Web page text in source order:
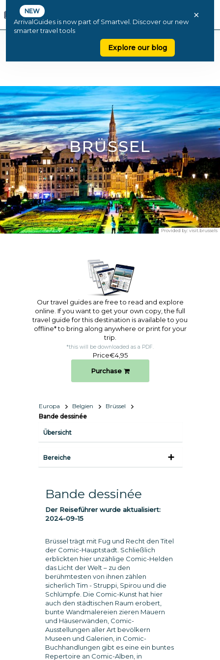
NEW
ArrivalGuides is now part of Smartvel. Discover our new
smarter travel tools
Explore our blog
×
BRÜSSEL
Provided by:visit.brussels
Our travel guides are free to read and explore
online. If you want to get your own copy, the full
travel guide for this destination is available to you
offline* to bring along anywhere or print for your
trip.​
*this will be downloaded as a PDF.
Price€4,95
Purchase
Europa Belgien
Brüssel
Bande dessinée
Übersicht
Bereiche
Bande dessinée
Der Reiseführer wurde aktualisiert:
2024-09-15
Brüssel trägt mit Fug und Recht den Titel
der Comic-Hauptstadt. Schließlich
erblickten hier unzählige Comic-Helden
das Licht der Welt – zu den
berühmtesten von ihnen zählen
sicherlich Tim - Struppi, Spirou und die
Schlümpfe. Die Comic-Kunst hat hier
auch den städtischen Raum erobert,
bunte Wandmalereien zieren Mauern
und Häuserwänden, Comic-
Ausstellungen aller Art bevölkern
Museen und Galerien, in Comic-
Buchhandlungen gibt es eine ein buntes
Repertoire an Comic-Alben, in